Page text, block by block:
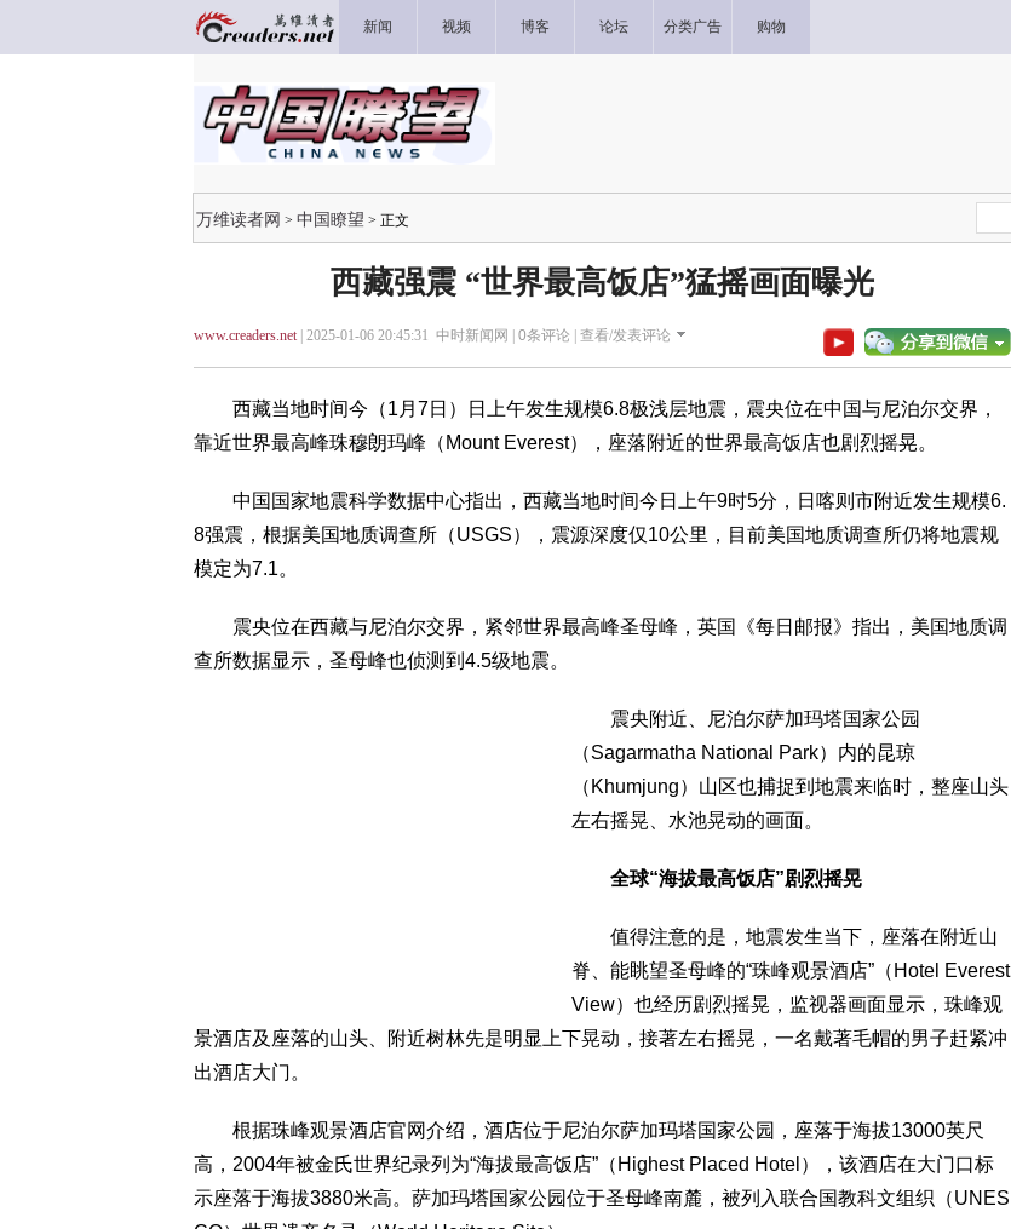
新闻 视频 博客 论坛 分类广告 购物
万维读者网 > 中国瞭望 > 正文
西藏强震 “世界最高饭店”猛摇画面曝光
www.creaders.net| 2025-01-06 20:45:31 中时新闻网 | 0条评论 | 查看/发表评论
西藏当地时间今（1月7日）日上午发生规模6.8极浅层地震，震央位在中国与尼泊尔交界，
靠近世界最高峰珠穆朗玛峰（Mount Everest），座落附近的世界最高饭店也剧烈摇晃。
中国国家地震科学数据中心指出，西藏当地时间今日上午9时5分，日喀则市附近发生规模6.
8强震，根据美国地质调查所（USGS），震源深度仅10公里，目前美国地质调查所仍将地震规
模定为7.1。
震央位在西藏与尼泊尔交界，紧邻世界最高峰圣母峰，英国《每日邮报》指出，美国地质调
查所数据显示，圣母峰也侦测到4.5级地震。
震央附近、尼泊尔萨加玛塔国家公园
（Sagarmatha National Park）内的昆琼
（Khumjung）山区也捕捉到地震来临时，整座山头
左右摇晃、水池晃动的画面。
全球“海拔最高饭店”剧烈摇晃
值得注意的是，地震发生当下，座落在附近山
脊、能眺望圣母峰的“珠峰观景酒店”（Hotel Everest
View）也经历剧烈摇晃，监视器画面显示，珠峰观
景酒店及座落的山头、附近树林先是明显上下晃动，接著左右摇晃，一名戴著毛帽的男子赶紧冲
出酒店大门。
根据珠峰观景酒店官网介绍，酒店位于尼泊尔萨加玛塔国家公园，座落于海拔13000英尺
高，2004年被金氏世界纪录列为“海拔最高饭店”（Highest Placed Hotel），该酒店在大门口标
示座落于海拔3880米高。萨加玛塔国家公园位于圣母峰南麓，被列入联合国教科文组织（UNES